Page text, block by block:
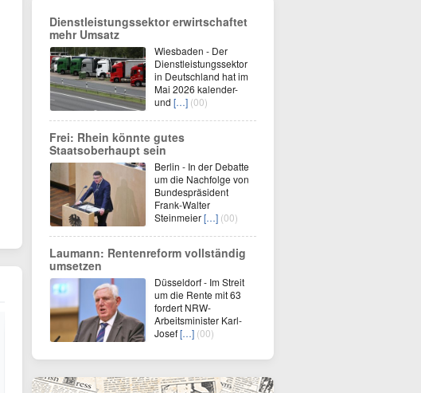
Dienstleistungssektor erwirtschaftet
mehr Umsatz
Wiesbaden - Der
Dienstleistungssektor
in Deutschland hat im
Mai 2026 kalender-
und […] (00)
Frei: Rhein könnte gutes
Staatsoberhaupt sein
Berlin - In der Debatte
um die Nachfolge von
Bundespräsident
Frank-Walter
Steinmeier[…] (00)
Laumann: Rentenreform vollständig
umsetzen
Düsseldorf - Im Streit
um die Rente mit 63
fordert NRW-
Arbeitsminister Karl-
Josef[…] (00)